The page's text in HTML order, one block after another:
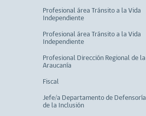
Profesional área Tránsito a la Vida
Independiente
Profesional área Tránsito a la Vida
Independiente
Profesional Dirección Regional de la
Araucanía
Fiscal
Jefe/a Departamento de Defensoría
de la Inclusión